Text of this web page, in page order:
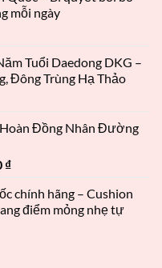
mỗi ngày
Tuổi Daedong DKG –
Đông Trùng Hạ Thảo
Đồng Nhân Đường
₫
chính hãng – Cushion
điểm mỏng nhẹ tự